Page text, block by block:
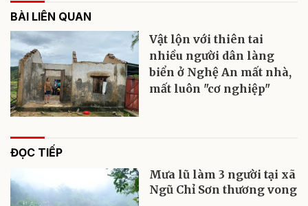
BÀI LIÊN QUAN
Vật lộn với thiên tai
nhiều người dân làng
biển ở Nghệ An mất nhà,
mất luôn "cơ nghiệp"
ĐỌC TIẾP
Mưa lũ làm 3 người tại xã
Ngũ Chỉ Sơn thương vong